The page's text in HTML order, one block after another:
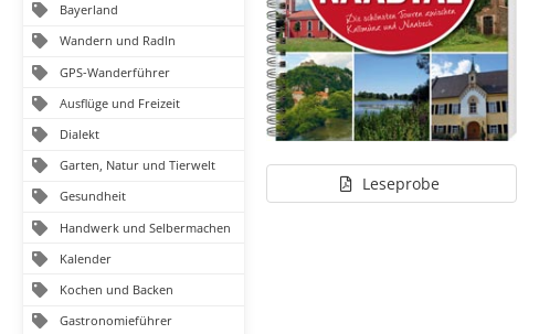
Bayerland
Wandern und Radln
GPS-Wanderführer
Ausflüge und Freizeit
Dialekt
Garten, Natur und Tierwelt
Gesundheit
Handwerk und Selbermachen
Kalender
Kochen und Backen
Gastronomieführer
Leseprobe